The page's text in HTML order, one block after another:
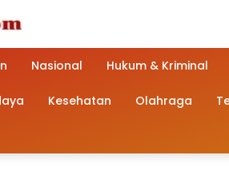
Nasional Hukum & Kriminal
Kesehatan Olahraga